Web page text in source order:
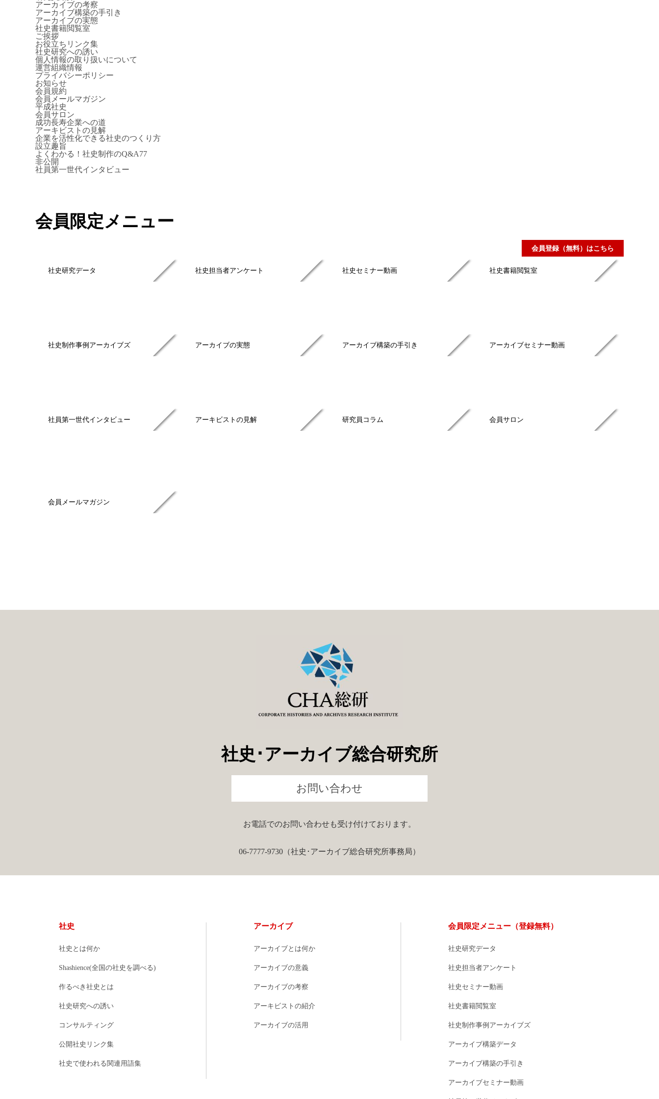
アーカイブの考察
アーカイブ構築の手引き
アーカイブの実態
社史書籍閲覧室
ご挨拶
お役立ちリンク集
社史研究への誘い
個人情報の取り扱いについて
運営組織情報
プライバシーポリシー
お知らせ
会員規約
会員メールマガジン
平成社史
会員サロン
成功長寿企業への道
アーキビストの見解
企業を活性化できる社史のつくり方
設立趣旨
よくわかる！社史制作のQ&A77
非公開
社員第一世代インタビュー
会員限定メニュー
会員登録（無料）はこちら
社史研究データ 社史担当者アンケート 社史セミナー動画 社史書籍閲覧室
社史制作事例アーカイブズ アーカイブの実態 アーカイブ構築の手引き アーカイブセミナー動画
社員第一世代インタビュー アーキビストの見解 研究員コラム 会員サロン
会員メールマガジン
社史･アーカイブ総合研究所
お問い合わせ
お電話でのお問い合わせも受け付けております。
06-7777-9730（社史･アーカイブ総合研究所事務局）
社史
社史とは何か
Shashience(全国の社史を調べる)
作るべき社史とは
社史研究への誘い
コンサルティング
公開社史リンク集
社史で使われる関連用語集
アーカイブ
アーカイブとは何か
アーカイブの意義
アーカイブの考察
アーキビストの紹介
アーカイブの活用
会員限定メニュー（登録無料）
社史研究データ
社史担当者アンケート
社史セミナー動画
社史書籍閲覧室
社史制作事例アーカイブズ
アーカイブ構築データ
アーカイブ構築の手引き
アーカイブセミナー動画